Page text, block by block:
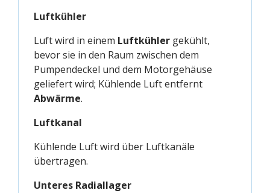
Luftkühler
Luft wird in einem Luftkühler gekühlt,
bevor sie in den Raum zwischen dem
Pumpendeckel und dem Motorgehäuse
geliefert wird; Kühlende Luft entfernt
Abwärme.
Luftkanal
Kühlende Luft wird über Luftkanäle
übertragen.
Unteres Radiallager